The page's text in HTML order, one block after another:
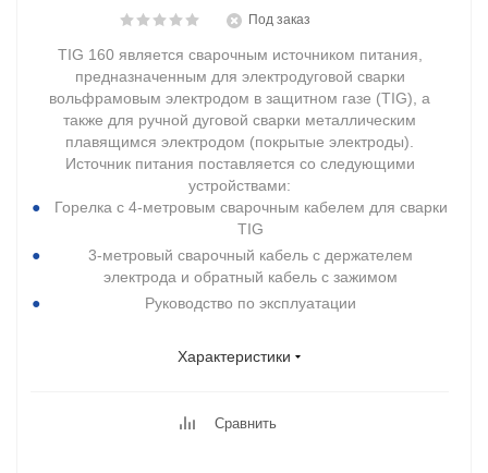
Под заказ
TIG 160 является сварочным источником питания,
предназначенным для электродуговой сварки
вольфрамовым электродом в защитном газе (TIG), а
также для ручной дуговой сварки металлическим
плавящимся электродом (покрытые электроды).
Источник питания поставляется со следующими
устройствами:
Горелка с 4-метровым сварочным кабелем для сварки
TIG
3-метровый сварочный кабель с держателем
электрода и обратный кабель с зажимом
Руководство по эксплуатации
Характеристики
Сравнить